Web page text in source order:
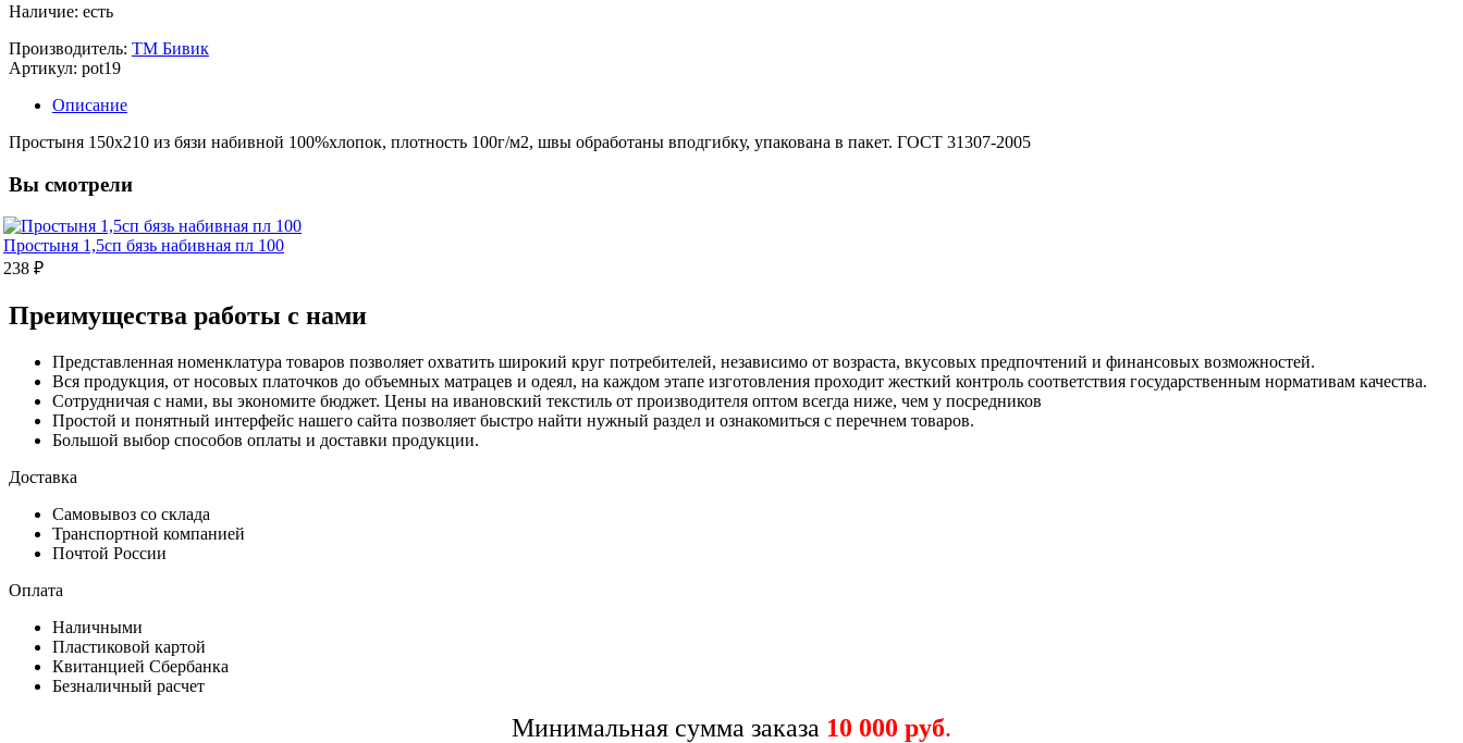
Наличие: есть
Производитель: ТМ Бивик
Артикул: pot19
Описание
Простыня 150х210 из бязи набивной 100%хлопок, плотность 100г/м2, швы обработаны вподгибку, упакована в пакет. ГОСТ 31307-2005
Вы смотрели
Простыня 1,5сп бязь набивная пл 100
238 ₽
Преимущества работы с нами
Представленная номенклатура товаров позволяет охватить широкий круг потребителей, независимо от возраста, вкусовых предпочтений и финансовых возможностей.
Вся продукция, от носовых платочков до объемных матрацев и одеял, на каждом этапе изготовления проходит жесткий контроль соответствия государственным нормативам качества.
Сотрудничая с нами, вы экономите бюджет. Цены на ивановский текстиль от производителя оптом всегда ниже, чем у посредников
Простой и понятный интерфейс нашего сайта позволяет быстро найти нужный раздел и ознакомиться с перечнем товаров.
Большой выбор способов оплаты и доставки продукции.
Доставка
Самовывоз со склада
Транспортной компанией
Почтой России
Оплата
Наличными
Пластиковой картой
Квитанцией Сбербанка
Безналичный расчет
Минимальная сумма заказа 10 000 руб.